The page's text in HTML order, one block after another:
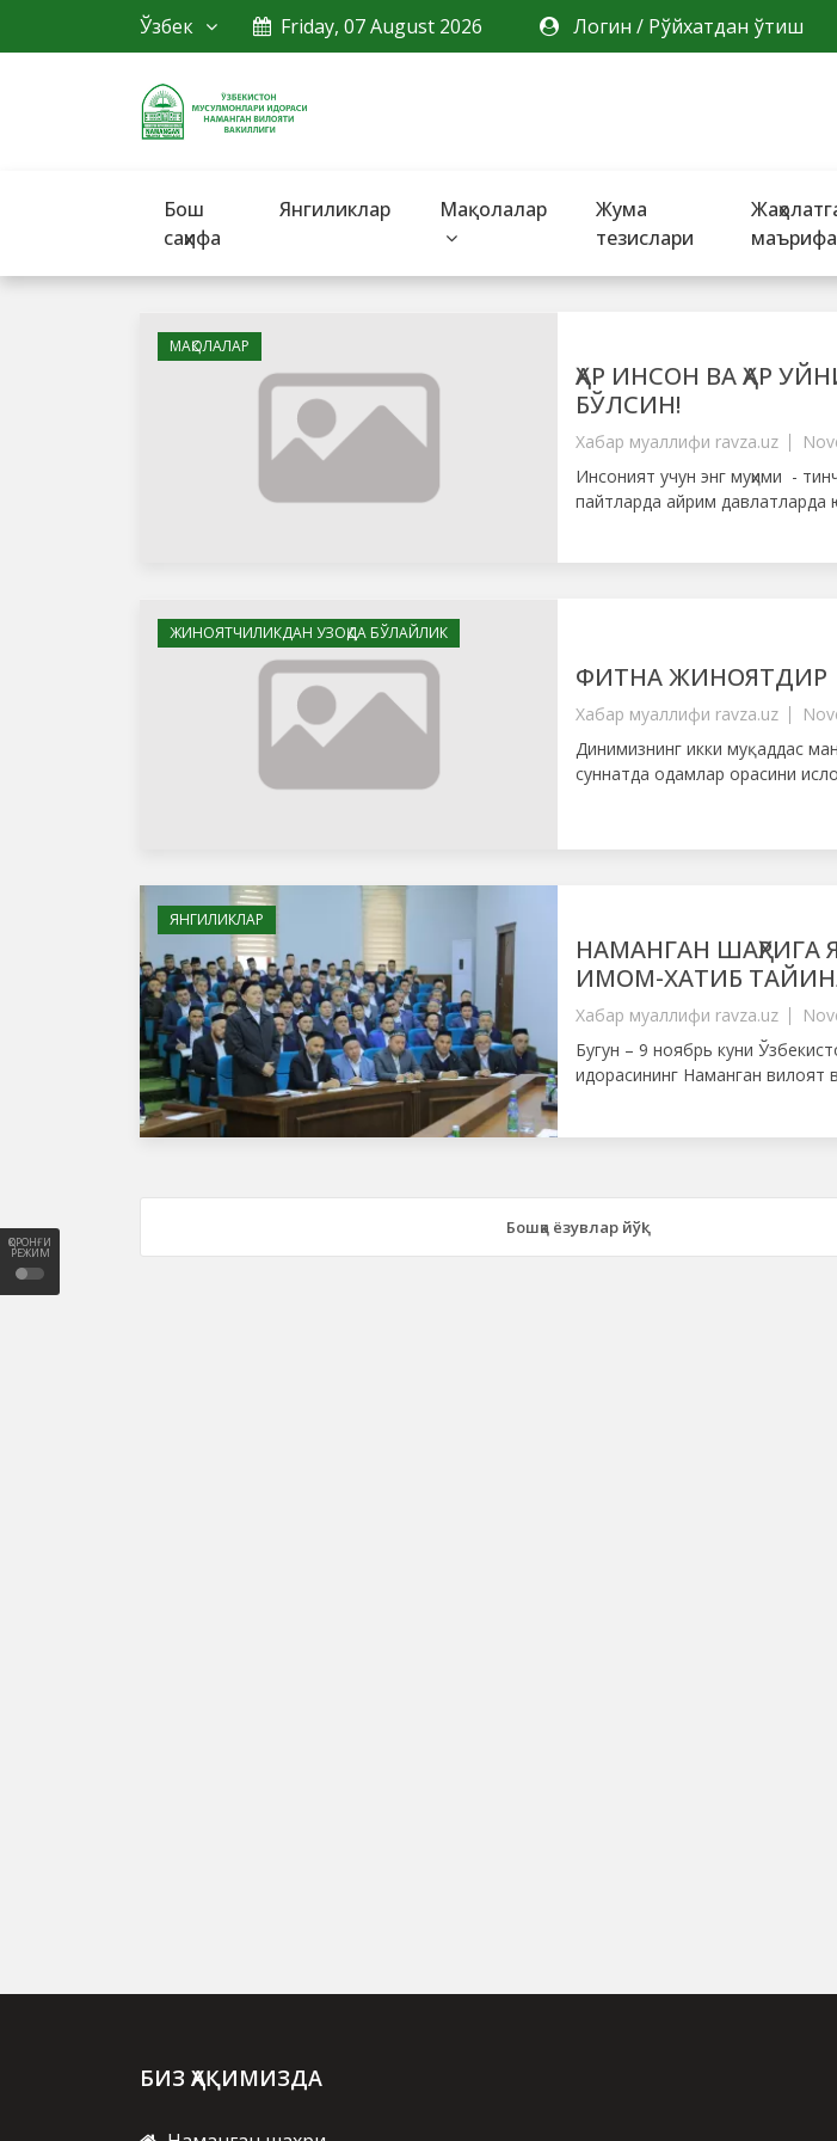
ҚОРОНҒИ
РЕЖИМ
Ўзбек Friday, 07 August 2026 Логин / Рўйхатдан ўтиш
Бош
саҳифа
Янгиликлар Мақолалар
Жума
тезислари
МАҚОЛАЛАР
ҲАР ИНСОН ВА ҲАР
БЎЛСИН!
Хабар муаллифи ravza.uz
Инсоният учун энг муҳими -
пайтларда айрим давлатларда
ЖИНОЯТЧИЛИКДАН УЗОҚДА БЎЛАЙЛИК
ФИТНА ЖИНОЯТДИР
Хабар муаллифи ravza.uz
Динимизнинг икки муқаддас
суннатда одамлар орасини
ЯНГИЛИКЛАР
НАМАНГАН ШАҲРИГА
ИМОМ-ХАТИБ
Хабар муаллифи ravza.uz
Бугун – 9 ноябрь куни
идорасининг Наманган вилоят
Бошқа ёзувлар йўқ!
БИЗ ҲАҚИМИЗДА